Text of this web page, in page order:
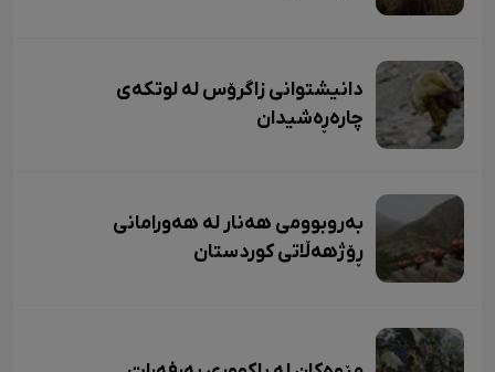
دانیشتوانی زاگرۆس لە لوتکەی
چارەڕەشیدان
بەروبوومی هەنار لە هەورامانی
ڕۆژهەڵاتی کوردستان